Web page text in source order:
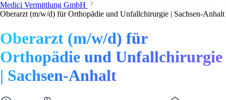
Medici Vermittlung GmbH
Oberarzt (m/w/d) für Orthopädie und Unfallchirurgie | Sachsen-Anhalt
Oberarzt (m/w/d) für
Orthopädie und Unfallchirurgie
| Sachsen-Anhalt